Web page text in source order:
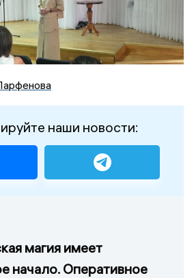
наши новости:
магия имеет
начало. Оперативное